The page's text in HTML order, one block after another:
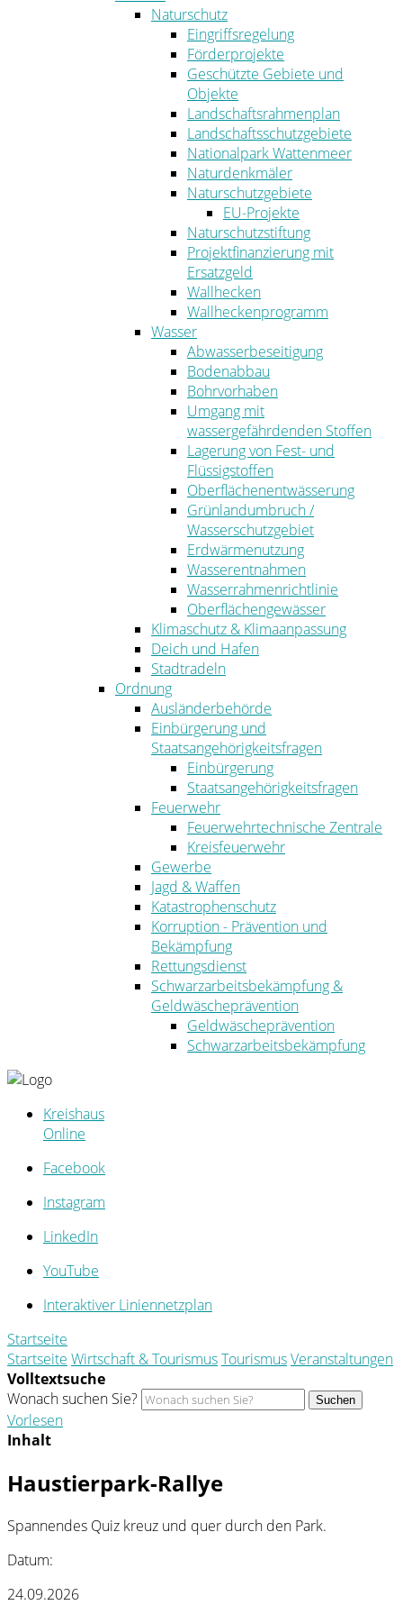
Naturschutz
Eingriffsregelung
Förderprojekte
Geschützte Gebiete und
Objekte
Landschaftsrahmenplan
Landschaftsschutzgebiete
Nationalpark Wattenmeer
Naturdenkmäler
Naturschutzgebiete
EU-Projekte
Naturschutzstiftung
Projektfinanzierung mit
Ersatzgeld
Wallhecken
Wallheckenprogramm
Wasser
Abwasserbeseitigung
Bodenabbau
Bohrvorhaben
Umgang mit
wassergefährdenden Stoffen
Lagerung von Fest- und
Flüssigstoffen
Oberflächenentwässerung
Grünlandumbruch /
Wasserschutzgebiet
Erdwärmenutzung
Wasserentnahmen
Wasserrahmenrichtlinie
Oberflächengewässer
Klimaschutz & Klimaanpassung
Deich und Hafen
Stadtradeln
Ordnung
Ausländerbehörde
Einbürgerung und
Staatsangehörigkeitsfragen
Einbürgerung
Staatsangehörigkeitsfragen
Feuerwehr
Feuerwehrtechnische Zentrale
Kreisfeuerwehr
Gewerbe
Jagd & Waffen
Katastrophenschutz
Korruption - Prävention und
Bekämpfung
Rettungsdienst
Schwarzarbeitsbekämpfung &
Geldwäscheprävention
Geldwäscheprävention
Schwarzarbeitsbekämpfung
Kreishaus
Online
Facebook
Instagram
LinkedIn
YouTube
Interaktiver Liniennetzplan
Startseite
Startseite Wirtschaft & TourismusTourismusVeranstaltungen
Volltextsuche
Wonach suchen Sie?
Suchen
Vorlesen
Inhalt
Haustierpark-Rallye
Spannendes Quiz kreuz und quer durch den Park.
Datum:
24.09.2026